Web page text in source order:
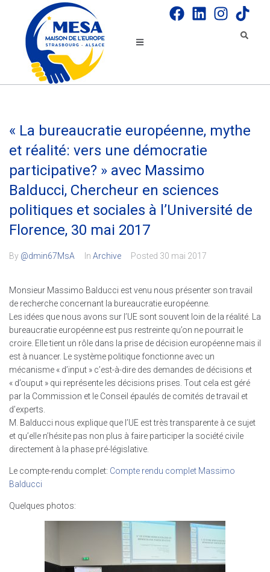
« La bureaucratie européenne, mythe
et réalité: vers une démocratie
participative? » avec Massimo
Balducci, Chercheur en sciences
politiques et sociales à l’Université de
Florence, 30 mai 2017
By @dmin67MsA In Archive Posted 30 mai 2017
Monsieur Massimo Balducci est venu nous présenter son travail
de recherche concernant la bureaucratie européenne.
Les idées que nous avons sur l’UE sont souvent loin de la réalité. La
bureaucratie européenne est pus restreinte qu’on ne pourrait le
croire. Elle tient un rôle dans la prise de décision européenne mais il
est à nuancer. Le système politique fonctionne avec un
mécanisme « d’input » c’est-à-dire des demandes de décisions et
« d’ouput » qui représente les décisions prises. Tout cela est géré
par la Commission et le Conseil épaulés de comités de travail et
d’experts.
M. Balducci nous explique que l’UE est très transparente à ce sujet
et qu’elle n’hésite pas non plus à faire participer la société civile
directement à la phase pré-législative.
Le compte-rendu complet: Compte rendu complet Massimo
Balducci
Quelques photos: